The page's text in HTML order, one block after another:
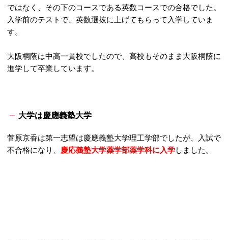
ではなく、その下のコースである英数コースでの合格でした。
入学前のテストで、英数選抜に上げてもらって入学していま
す。
大阪桐蔭は中高一貫校でしたので、高校もそのまま大阪桐蔭に
進学して卒業しています。
大学は慶應義塾大学
菅原京香は第一志望は慶應義塾大学理工学部でしたが、入試で
不合格になり、 慶応義塾大学薬学部薬学科に入学しました。